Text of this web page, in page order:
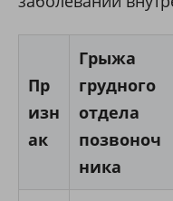
Пр
изн
ак
Грыжа
грудного
отдела
позвоноч
ника